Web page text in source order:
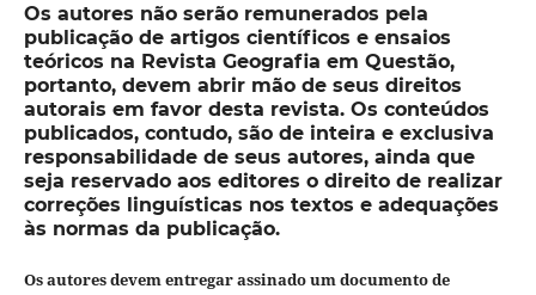
Os autores não serão remunerados pela
publicação de artigos científicos e ensaios
teóricos na Revista Geografia em Questão,
portanto, devem abrir mão de seus direitos
autorais em favor desta revista. Os conteúdos
publicados, contudo, são de inteira e exclusiva
responsabilidade de seus autores, ainda que
seja reservado aos editores o direito de realizar
correções linguísticas nos textos e adequações
às normas da publicação.
Os autores devem entregar assinado um documento de